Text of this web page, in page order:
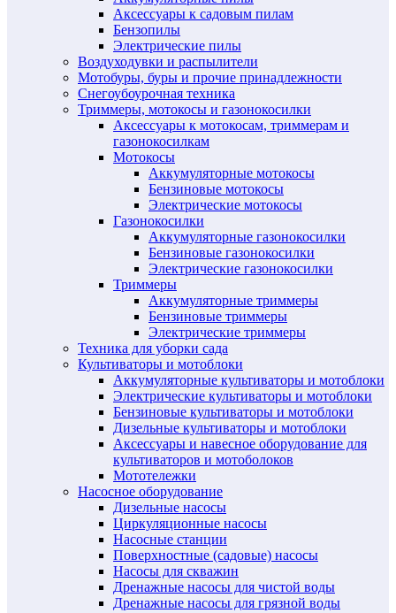
Аксессуары к садовым пилам
Бензопилы
Электрические пилы
Воздуходувки и распылители
Мотобуры, буры и прочие принадлежности
Снегоубоурочная техника
Триммеры, мотокосы и газонокосилки
Аксессуары к мотокосам, триммерам и
газонокосилкам
Мотокосы
Аккумуляторные мотокосы
Бензиновые мотокосы
Электрические мотокосы
Газонокосилки
Аккумуляторные газонокосилки
Бензиновые газонокосилки
Электрические газонокосилки
Триммеры
Аккумуляторные триммеры
Бензиновые триммеры
Электрические триммеры
Техника для уборки сада
Культиваторы и мотоблоки
Аккумуляторные культиваторы и мотоблоки
Электрические культиваторы и мотоблоки
Бензиновые культиваторы и мотоблоки
Дизельные культиваторы и мотоблоки
Аксессуары и навесное оборудование для
культиваторов и мотоболоков
Мототележки
Насосное оборудование
Дизельные насосы
Циркуляционные насосы
Насосные станции
Поверхностные (садовые) насосы
Насосы для скважин
Дренажные насосы для чистой воды
Дренажные насосы для грязной воды